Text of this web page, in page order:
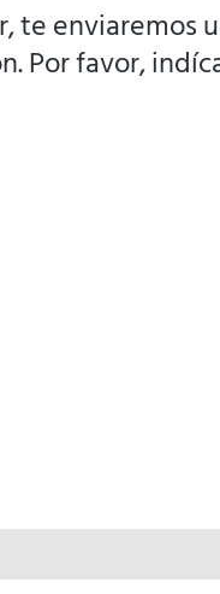
te enviaremos
Por favor,